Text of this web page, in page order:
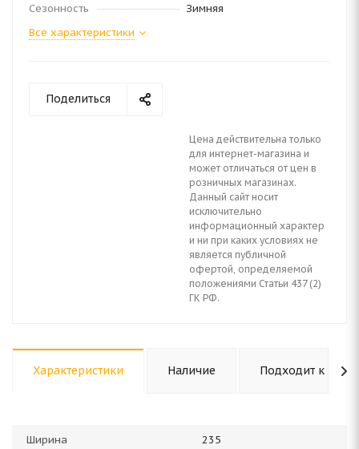
Сезонность
Зимняя
Все характеристики
Поделиться
Цена действительна только
для интернет-магазина и
может отличаться от цен в
розничных магазинах.
Данный сайт носит
исключительно
информационный характер
и ни при каких условиях не
является публичной
офертой, определяемой
положениями Статьи 437 (2)
ГК РФ.
Характеристики Наличие Подходит к авто
Ширина 235